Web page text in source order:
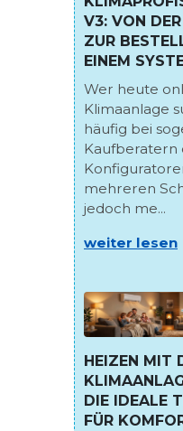
V3: VON
ZUR
EINEM
Wer heute
Klimaanlage
häufig bei
Kaufberatern
mehreren
jedoch me...
weiter lesen
HEIZEN MIT
DIE IDEALE
FÜR